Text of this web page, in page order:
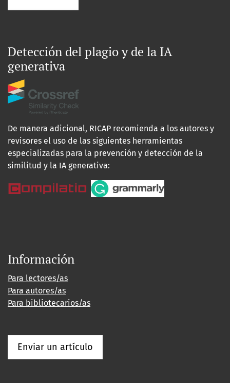
Detección del plagio y de la IA
generativa
De manera adicional, RICAP recomienda a los autores y
revisores el uso de las siguientes herramientas
especializadas para la prevención y detección de la
similitud y la IA generativa:
Información
Para lectores/as
Para autores/as
Para bibliotecarios/as
Enviar un artículo